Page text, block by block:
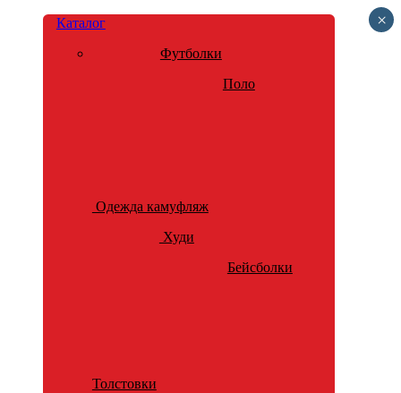
Каталог
Футболки
Поло
Одежда камуфляж
Худи
Бейсболки
Толстовки
×